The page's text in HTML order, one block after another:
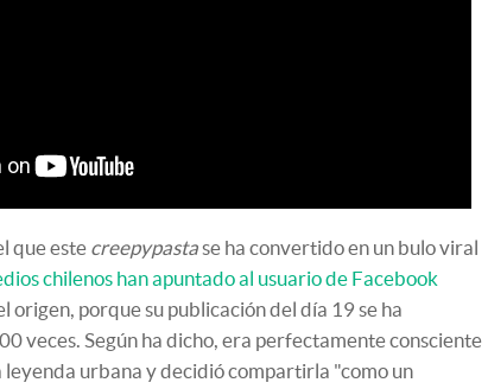
que este creepypastase ha convertido en un bulo viral
chilenos han apuntado al usuario de Facebook
origen, porque su publicación del día 19 se ha
veces. Según ha dicho, era perfectamente consciente
leyenda urbana y decidió compartirla "como un